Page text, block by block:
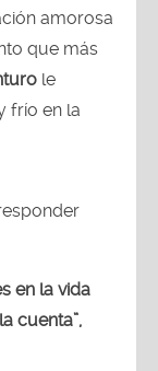
amorosa
que más
le
frío en la
en la vida
cuenta”,